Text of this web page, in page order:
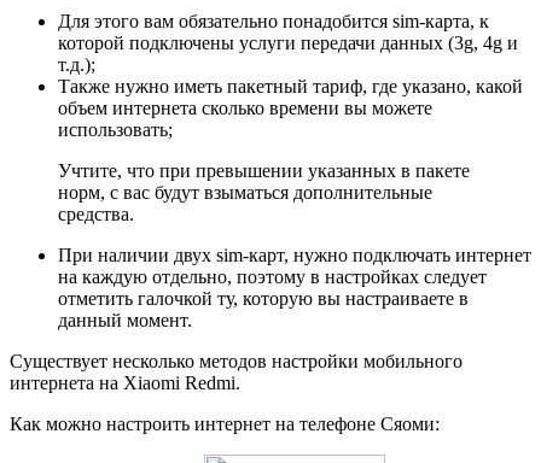
Для этого вам обязательно понадобится sim-карта, к
которой подключены услуги передачи данных (3g, 4g и
т.д.);
Также нужно иметь пакетный тариф, где указано, какой
объем интернета сколько времени вы можете
использовать;
Учтите, что при превышении указанных в пакете
норм, с вас будут взыматься дополнительные
средства.
При наличии двух sim-карт, нужно подключать интернет
на каждую отдельно, поэтому в настройках следует
отметить галочкой ту, которую вы настраиваете в
данный момент.
Существует несколько методов настройки мобильного
интернета на Xiaomi Redmi.
Как можно настроить интернет на телефоне Сяоми: